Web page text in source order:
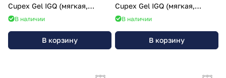
Cupex Gel IGQ (мягкая,
25.000х1,00мм) 15,87мм
В наличии
В корзину
Cupex Gel IGQ (мягкая,
25.000х0,80мм) 9,52мм
В наличии
В корзину